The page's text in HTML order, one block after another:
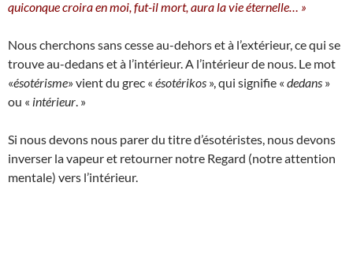
quiconque croira en moi, fut-il mort, aura la vie éternelle… »
Nous cherchons sans cesse au-dehors et à l’extérieur, ce qui se
trouve au-dedans et à l’intérieur. A l’intérieur de nous. Le mot
«ésotérisme» vient du grec « ésotérikos », qui signifie « dedans »
ou « intérieur . »
Si nous devons nous parer du titre d’ésotéristes, nous devons
inverser la vapeur et retourner notre Regard (notre attention
mentale) vers l’intérieur.